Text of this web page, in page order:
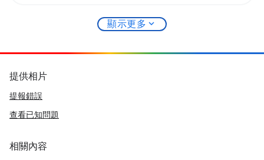
顯示更多 expand_more
提供相片
提報錯誤
查看已知問題
相關內容